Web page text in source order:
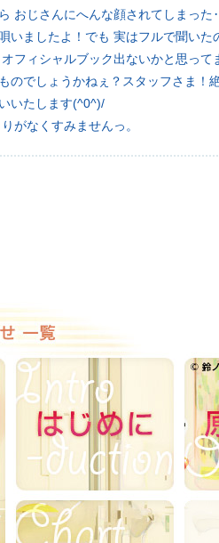
おじさんにへんな顔されてしまっ
いましたよ！でも 実はフルで聞いた
フィシャルブック出ないかと思っ
のでしょうかねぇ？スタッフさま！
いたします(^0^)/
がなくすみませんっ。